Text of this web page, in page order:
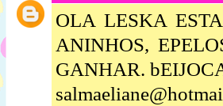
OLA LESKA
ANINHOS,
GANHAR.